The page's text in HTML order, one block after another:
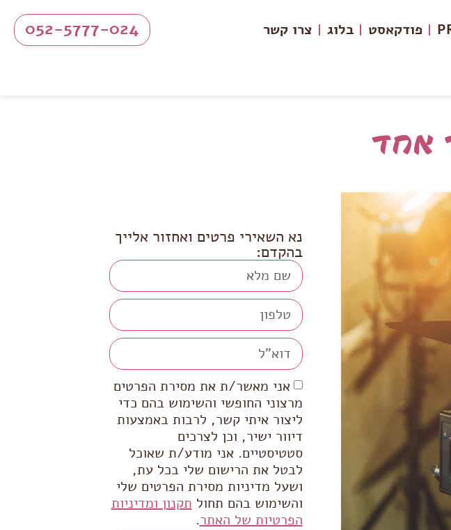
פודקאסט בלוג צרו קשר 052-5777-024
אחד
נא השאירי פרטים ואחזור אלייך
בהקדם:
אני מאשר/ת את מסירת הפרטים
מרצוני החופשי והשימוש בהם כדי
ליצור איתי קשר, לרבות באמצעות
דיוור ישיר, וכן לצרכים
סטטיסטיים. אני מודע/ת שאוכל
לבטל את הרישום שלי בכל עת,
ושעל מדיניות מסירת הפרטים שלי
והשימוש בהם תחול תקנון ומדיניות
הפרטיות של האתר.